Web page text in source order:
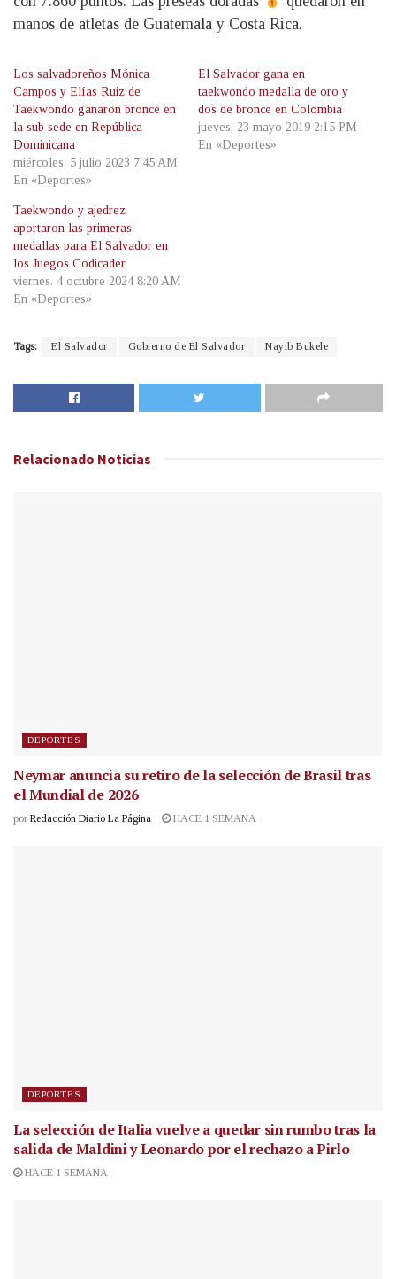
manos de atletas de Guatemala y Costa Rica.
Los salvadoreños Mónica
Campos y Elías Ruiz de
Taekwondo ganaron bronce en
la sub sede en República
Dominicana
miércoles, 5 julio 2023 7:45 AM
En «Deportes»
El Salvador gana en
taekwondo medalla de oro y
dos de bronce en Colombia
jueves, 23 mayo 2019 2:15 PM
En «Deportes»
Taekwondo y ajedrez
aportaron las primeras
medallas para El Salvador en
los Juegos Codicader
viernes, 4 octubre 2024 8:20 AM
En «Deportes»
Tags: El Salvador Gobierno de El Salvador Nayib Bukele
Relacionado Noticias
DEPORTES
Neymar anuncia su retiro de la selección de Brasil tras
el Mundial de 2026
por Redacción Diario La Página HACE 1 SEMANA
DEPORTES
La selección de Italia vuelve a quedar sin rumbo tras la
salida de Maldini y Leonardo por el rechazo a Pirlo
HACE 1 SEMANA